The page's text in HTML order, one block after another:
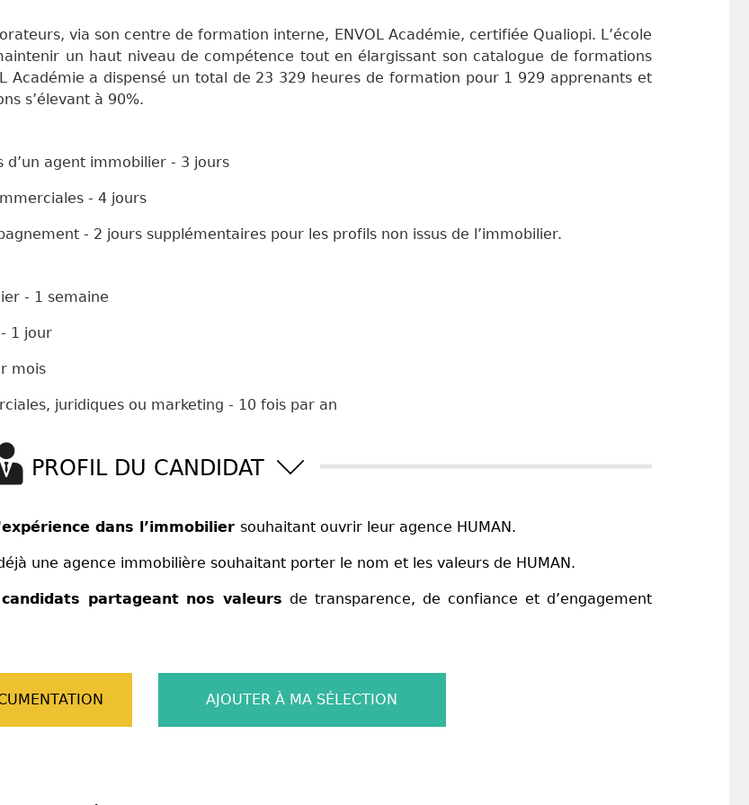
via son centre de formation interne, ENVOL Académie, certifiée Qualiopi. L’école
un haut niveau de compétence tout en élargissant son catalogue de formations
Académie a dispensé un total de 23 329 heures de formation pour 1 929 apprenants et
s’élevant à 90%.
agent immobilier - 3 jours
- 4 jours
- 2 jours supplémentaires pour les profils non issus de l’immobilier.
- 1 semaine
1 jour
mois
juridiques ou marketing - 10 fois par an
PROFIL DU CANDIDAT
expérience dans l’immobilier souhaitant ouvrir leur agence HUMAN.
une agence immobilière souhaitant porter le nom et les valeurs de HUMAN.
partageant nos valeurs de transparence, de confiance et d’engagement
AJOUTER À MA SÉLECTION